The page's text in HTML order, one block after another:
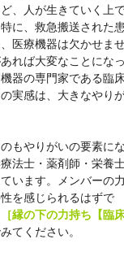
、人が生きていく上
に、救急搬送された患
医療機器は欠かせま
れば大変なことになっ
器の専門家である臨
実感は、大きなやり
もやりがいの要素にな
法士・薬剤師・栄養
います。メンバーの力
を感じられるはずで
［縁の下の力持ち【臨
てください。